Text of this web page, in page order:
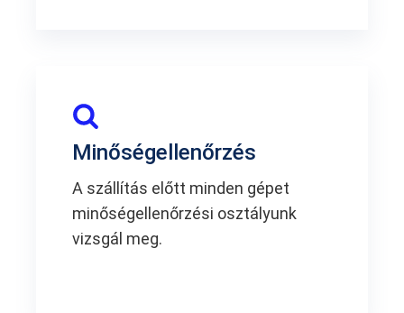
Minőségellenőrzés
A szállítás előtt minden gépet
minőségellenőrzési osztályunk
vizsgál meg.